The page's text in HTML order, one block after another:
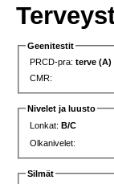
Geenitestit
PRCD-pra:terve (A)
CMR:
Nivelet ja luusto
Lonkat:B/C
Olkanivelet:
Silmät